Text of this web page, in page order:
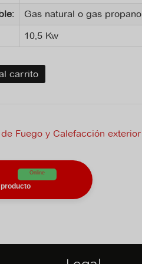
Gas natural o gas propano
10,5 Kw
carrito
Fuego y Calefacción exterior
Online